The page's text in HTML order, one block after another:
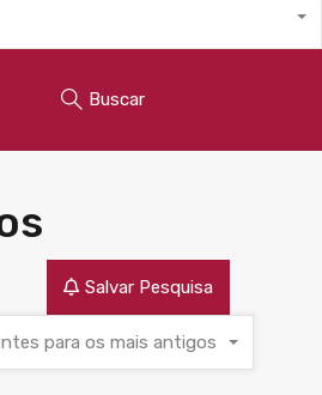
Buscar
Salvar Pesquisa
para os mais antigos